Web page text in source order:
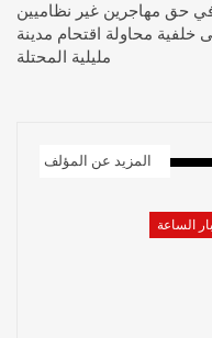
حق مهاجرين غير نظاميين
خلفية محاولة اقتحام مدينة
مليلية المحتلة
المزيد عن المؤلف
الساعة